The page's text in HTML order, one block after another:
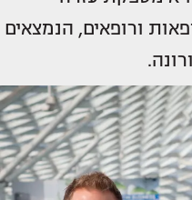
חיוניים לכ-400 רופאות ורופאים, הנמצאים